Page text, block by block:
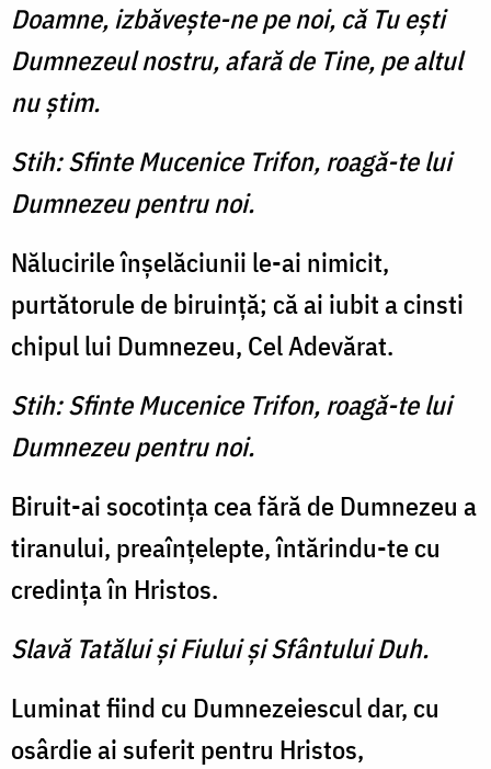
Doamne, izbăveşte-ne pe noi, că Tu eşti
Dumnezeul nostru, afară de Tine, pe altul
nu ştim.
Stih: Sfinte Mucenice Trifon, roagă-te lui
Dumnezeu pentru noi.
Nălucirile înşelăciunii le-ai nimicit,
purtătorule de biruinţă; că ai iubit a cinsti
chipul lui Dumnezeu, Cel Adevărat.
Stih: Sfinte Mucenice Trifon, roagă-te lui
Dumnezeu pentru noi.
Biruit-ai socotinţa cea fără de Dumnezeu a
tiranului, preaînţelepte, întărindu-te cu
credinţa în Hristos.
Slavă Tatălui şi Fiului şi Sfântului Duh.
Luminat fiind cu Dumnezeiescul dar, cu
osârdie ai suferit pentru Hristos,